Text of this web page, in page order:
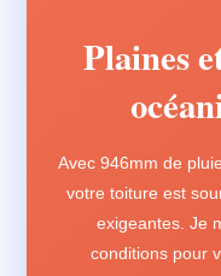
Plaines
Avec 946mm de
votre toiture est
exigeantes. Je
conditions pour